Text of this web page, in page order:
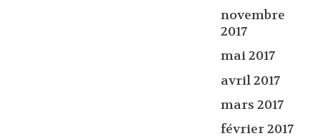
novembre
2017
mai 2017
avril 2017
mars 2017
février 2017